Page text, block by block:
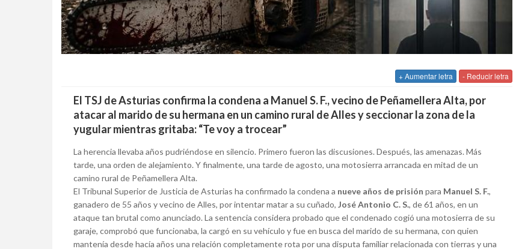
+ Aumentar letra - Reducir letra
El TSJ de Asturias confirma la condena a Manuel S. F., vecino de Peñamellera Alta, por
atacar al marido de su hermana en un camino rural de Alles y seccionar la zona de la
yugular mientras gritaba: “Te voy a trocear”
La herencia llevaba años pudriéndose en silencio. Primero fueron las discusiones. Después, las amenazas. Más
tarde, una orden de alejamiento. Y finalmente, una tarde de agosto, una motosierra arrancada en mitad de un
camino rural de Peñamellera Alta.
El Tribunal Superior de Justicia de Asturias ha confirmado la condena a nueve años de prisión para Manuel S. F.,
ganadero de 55 años y vecino de Alles, por intentar matar a su cuñado, José Antonio C. S., de 61 años, en un
ataque tan brutal como anunciado. La sentencia considera probado que el condenado cogió una motosierra de su
garaje, comprobó que funcionaba, la cargó en su vehículo y fue en busca del marido de su hermana, con quien
mantenía desde hacía años una relación completamente rota por una disputa familiar relacionada con tierras y una